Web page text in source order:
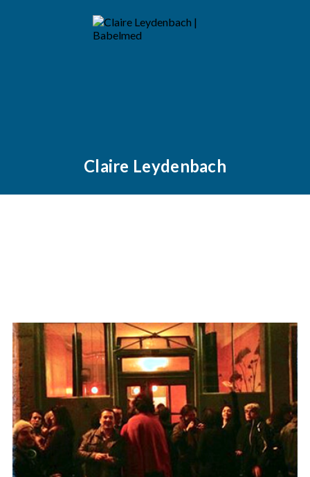
Claire Leydenbach